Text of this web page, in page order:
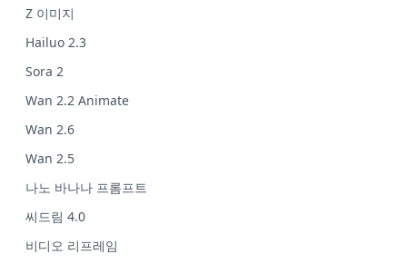
Z 이미지
Hailuo 2.3
Sora 2
Wan 2.2 Animate
Wan 2.6
Wan 2.5
나노 바나나 프롬프트
씨드림 4.0
비디오 리프레임